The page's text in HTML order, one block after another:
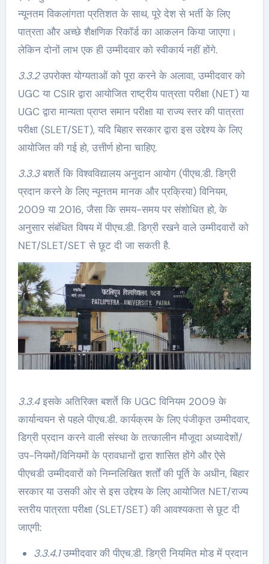
न्यूनतम विकलांगता प्रतिशत के साथ, पूरे देश से भर्ती के लिए
पात्रता और अच्छे शैक्षणिक रिकॉर्ड का आकलन किया जाएगा।
लेकिन दोनों लाभ एक ही उम्मीदवार को स्वीकार्य नहीं होंगे.
3.3.2उपरोक्त योग्यताओं को पूरा करने के अलावा, उम्मीदवार को
UGC या CSIR द्वारा आयोजित राष्ट्रीय पात्रता परीक्षा (NET) या
UGC द्वारा मान्यता प्राप्त समान परीक्षा या राज्य स्तर की पात्रता
परीक्षा (SLET/SET), यदि बिहार सरकार द्वारा इस उद्देश्य के लिए
आयोजित की गई हो, उत्तीर्ण होना चाहिए.
3.3.3बशर्ते कि विश्वविद्यालय अनुदान आयोग (पीएच.डी. डिग्री
प्रदान करने के लिए न्यूनतम मानक और प्रक्रिया) विनियम,
2009 या 2016, जैसा कि समय-समय पर संशोधित हो, के
अनुसार संबंधित विषय में पीएच.डी. डिग्री रखने वाले उम्मीदवारों को
NET/SLET/SET से छूट दी जा सकती है.
3.3.4इसके अतिरिक्त बशर्ते कि UGC विनियम 2009 के
कार्यान्वयन से पहले पीएच.डी. कार्यक्रम के लिए पंजीकृत उम्मीदवार,
डिग्री प्रदान करने वाली संस्था के तत्कालीन मौजूदा अध्यादेशों/
उप-नियमों/विनियमों के प्रावधानों द्वारा शासित होंगे और ऐसे
पीएचडी उम्मीदवारों को निम्नलिखित शर्तों की पूर्ति के अधीन, बिहार
सरकार या उसकी ओर से इस उद्देश्य के लिए आयोजित NET/राज्य
स्तरीय पात्रता परीक्षा (SLET/SET) की आवश्यकता से छूट दी
जाएगी:
3.3.4.1उम्मीदवार की पीएच.डी. डिग्री नियमित मोड में प्रदान